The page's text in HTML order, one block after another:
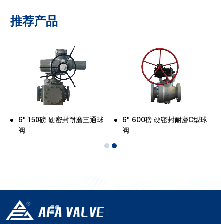
推荐产品
6" 150磅 硬密封耐磨三通球
阀
6" 600磅 硬密封耐磨C型球
阀